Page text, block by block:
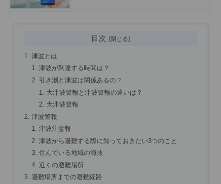
目次
津波とは
津波が到達する時間は？
引き潮と津波は関係あるの？
大津波警報と津波警報の違いは？
大津波警報
津波警報
津波注意報
津波から避難する際に知っておきたい3つのこと
住んでいる地域の海抜
近くの避難場所
避難場所までの避難経路